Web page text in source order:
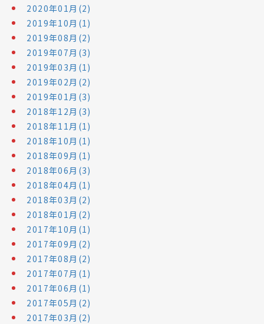
2020年01月(2)
2019年10月(1)
2019年08月(2)
2019年07月(3)
2019年03月(1)
2019年02月(2)
2019年01月(3)
2018年12月(3)
2018年11月(1)
2018年10月(1)
2018年09月(1)
2018年06月(3)
2018年04月(1)
2018年03月(2)
2018年01月(2)
2017年10月(1)
2017年09月(2)
2017年08月(2)
2017年07月(1)
2017年06月(1)
2017年05月(2)
2017年03月(2)